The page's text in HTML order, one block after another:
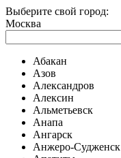
Выберите свой город:
Москва
Абакан
Азов
Александров
Алексин
Альметьевск
Анапа
Ангарск
Анжеро-Судженск